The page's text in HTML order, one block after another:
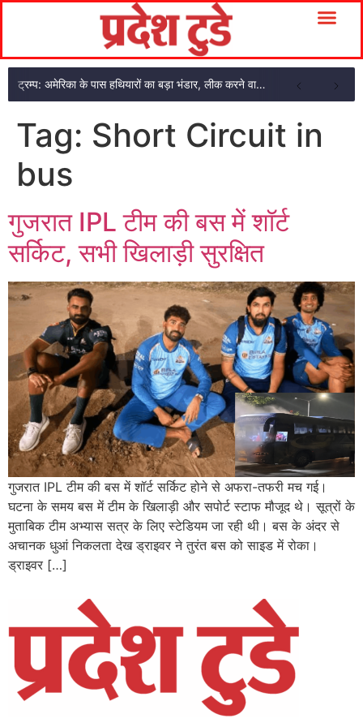
ट्रम्प: अमेरिका के पास हथियारों का बड़ा भंडार, लीक करने वालों को मिलेगी लंबी सजा
Tag: Short Circuit in
bus
गुजरात IPL टीम की बस में शॉर्ट
सर्किट, सभी खिलाड़ी सुरक्षित
गुजरात IPL टीम की बस में शॉर्ट सर्किट होने से अफरा-तफरी मच गई।
घटना के समय बस में टीम के खिलाड़ी और सपोर्ट स्टाफ मौजूद थे। सूत्रों के
मुताबिक टीम अभ्यास सत्र के लिए स्टेडियम जा रही थी। बस के अंदर से
अचानक धुआं निकलता देख ड्राइवर ने तुरंत बस को साइड में रोका।
ड्राइवर […]